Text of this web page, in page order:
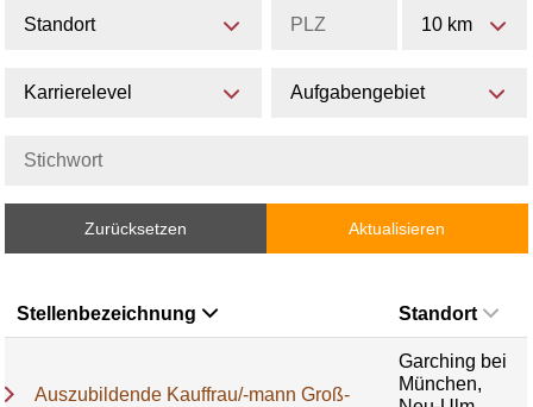
Standort 10 km
Karrierelevel Aufgabengebiet
Zurücksetzen Aktualisieren
Stellenbezeichnung Standort
Auszubildende Kauffrau/-mann Groß-
Garching bei
München,